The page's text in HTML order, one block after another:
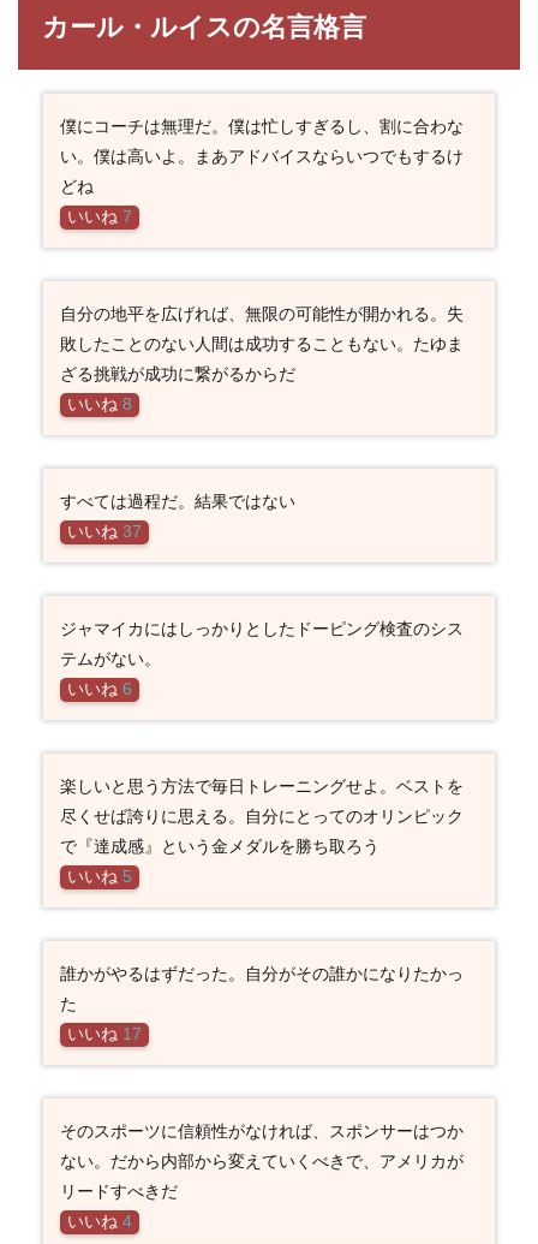
カール・ルイスの名言格言
僕にコーチは無理だ。僕は忙しすぎるし、割に合わな
い。僕は高いよ。まあアドバイスならいつでもするけ
どね
いいね 7
自分の地平を広げれば、無限の可能性が開かれる。失
敗したことのない人間は成功することもない。たゆま
ざる挑戦が成功に繋がるからだ
いいね 8
すべては過程だ。結果ではない
いいね 37
ジャマイカにはしっかりとしたドーピング検査のシス
テムがない。
いいね 6
楽しいと思う方法で毎日トレーニングせよ。ベストを
尽くせば誇りに思える。自分にとってのオリンピック
で『達成感』という金メダルを勝ち取ろう
いいね 5
誰かがやるはずだった。自分がその誰かになりたかっ
た
いいね 17
そのスポーツに信頼性がなければ、スポンサーはつか
ない。だから内部から変えていくべきで、アメリカが
リードすべきだ
いいね 4